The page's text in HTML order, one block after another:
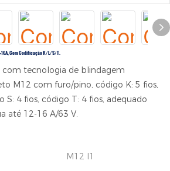
Com Codificação K/L/S/T.
com tecnologia de blindagem
M12 com furo/pino, código K: 5 fios,
S: 4 fios, código T: 4 fios, adequado
até 12-16 A/63 V.
M12 I1